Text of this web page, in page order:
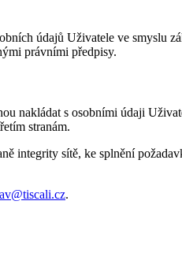
údajů Uživatele ve smyslu
právními předpisy.
nakládat s osobními údaji
stranám.
integrity sítě, ke splnění
.